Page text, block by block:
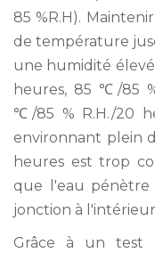
85 %R.H).
de température
une humidité
heures, 85 ℃/85
℃/85 % R.H./20
environnant plein
heures est trop
que l'eau
jonction à
Grâce à un test